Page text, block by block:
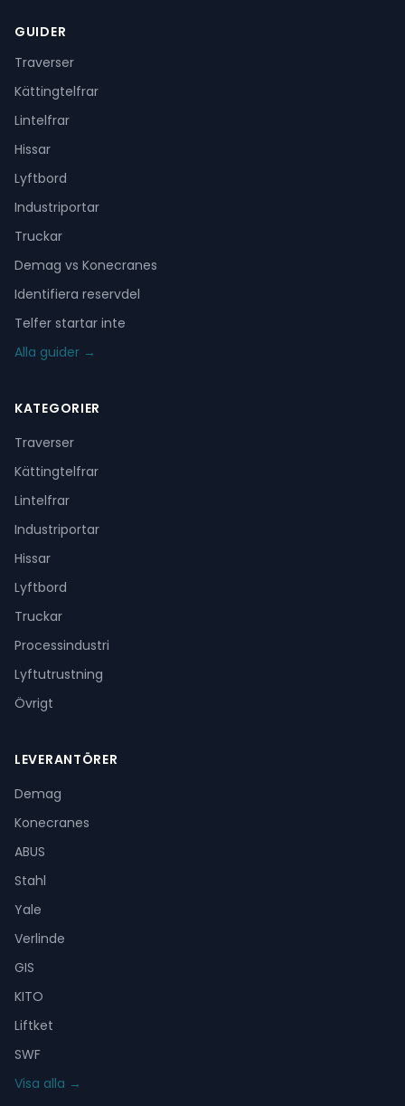
GUIDER
Traverser
Kättingtelfrar
Lintelfrar
Hissar
Lyftbord
Industriportar
Truckar
Demag vs Konecranes
Identifiera reservdel
Telfer startar inte
Alla guider →
KATEGORIER
Traverser
Kättingtelfrar
Lintelfrar
Industriportar
Hissar
Lyftbord
Truckar
Processindustri
Lyftutrustning
Övrigt
LEVERANTÖRER
Demag
Konecranes
ABUS
Stahl
Yale
Verlinde
GIS
KITO
Liftket
SWF
Visa alla →